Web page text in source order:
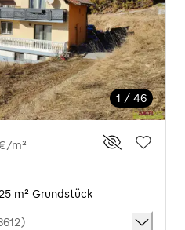
1 / 46
m²
m² Grundstück